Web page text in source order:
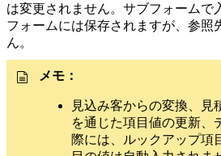
は変更されません。サブフォームで
フォームには保存されますが、参照
ん。
メモ：
見込み客からの変換、見
を通じた項目値の更新、
際には、ルックアップ項